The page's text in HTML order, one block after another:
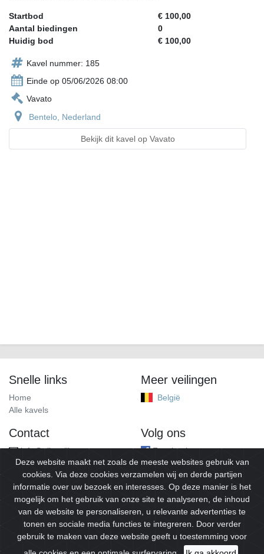
Startbod
€ 100,00
Aantal biedingen
0
Huidig bod
€ 100,00
Kavel nummer: 185
Einde op 05/06/2026 08:00
Vavato
Bentelo, Nederland
Bekijk dit kavel op Vavato
Snelle links
Home
Alle kavels
Meer veilingen
België
Contact
info@alleveilingen.net
Volg ons
Facebook
© 2026Alleveilingen.Alle rechten voorbehouden.
Deze website maakt net zoals de meeste websites gebruik van
cookies. Via deze cookies verzamelen wij en derde partijen
informatie over uw bezoek en interesses. Op deze manier is het
mogelijk om het gebruik van onze site te analyseren, de inhoud
van de website te personaliseren, u relevante advertenties te
tonen en sociale media functies te integreren. Door verder
gebruik te maken van deze website geeft u toestemming voor